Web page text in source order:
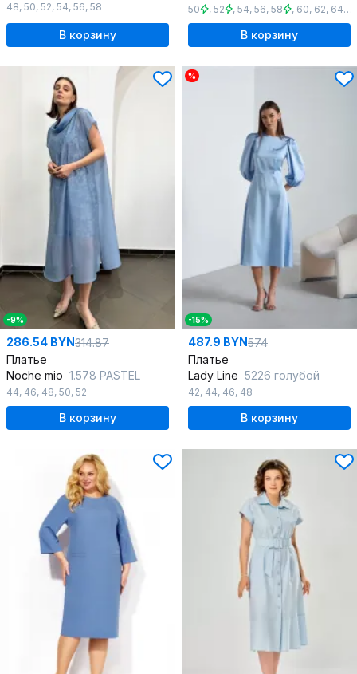
48, 50, 52, 54, 56, 58
В корзину
50 , 52 , 54, 56, 58 , 60, 62, 64
В корзину
-9%
286.54 BYN314.87
Платье
Noche mio 1.578 PASTEL
44, 46, 48, 50, 52
В корзину
%
-15%
487.9 BYN574
Платье
Lady Line 5226 голубой
42, 44, 46, 48
В корзину